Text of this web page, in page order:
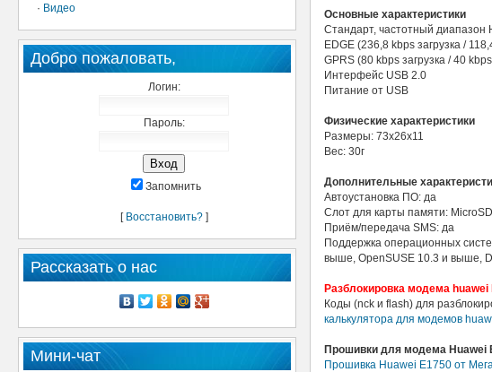
· Видео
Добро пожаловать,
Логин:
Пароль:
Запомнить
[ Восстановить?]
Рассказать о нас
Мини-чат
Основные характеристики
Стандарт, частотный диапазон
EDGE (236,8 kbps загрузка /
GPRS (80 kbps загрузка / 40
Интерфейс USB 2.0
Питание от USB
Физические характеристики
Размеры: 73х26х11
Вес: 30г
Дополнительные
Автоустановка ПО: да
Слот для карты памяти:
Приём/передача SMS: да
Поддержка операционных
выше, OpenSUSE 10.3 и выше,
Разблокировка модема huawei
Коды (nck и flash) для
калькулятора для модемов
Прошивки для модема Huawei
Прошивка Huawei E1750 от